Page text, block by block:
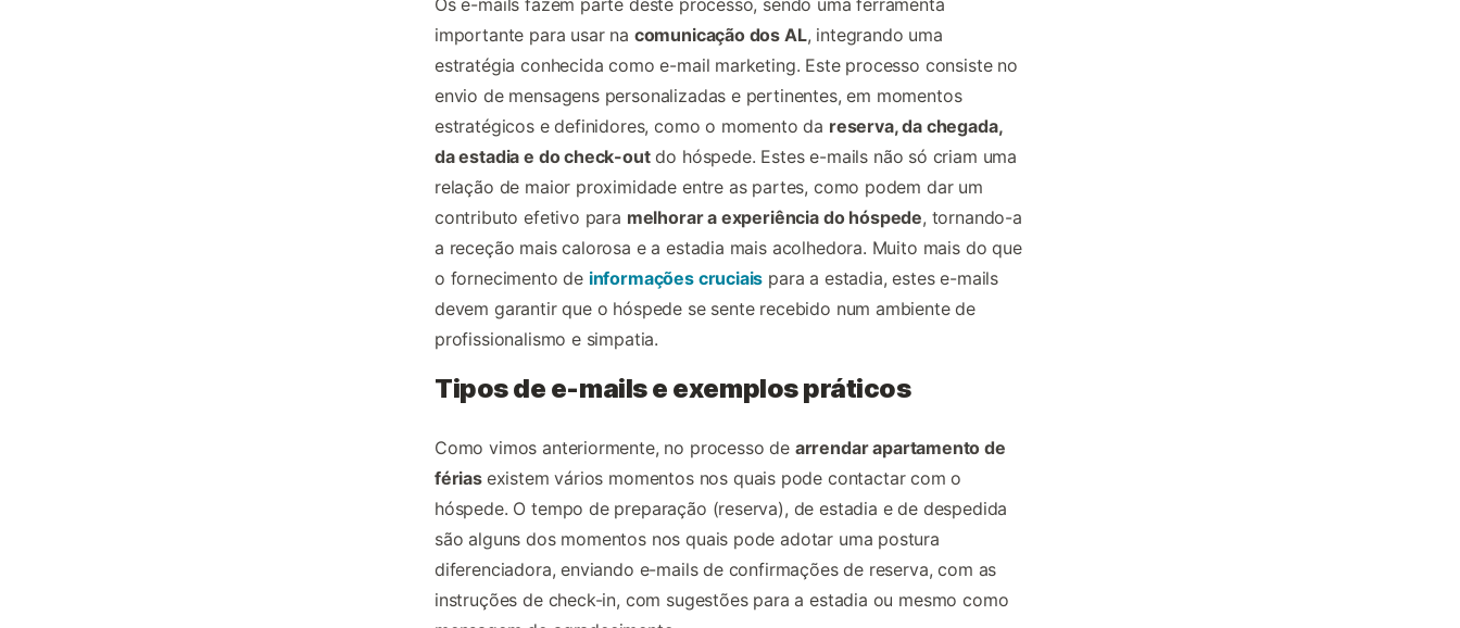
Os e-mails fazem parte deste processo, sendo uma ferramenta
importante para usar na comunicação dos AL, integrando uma
estratégia conhecida como e-mail marketing. Este processo consiste no
envio de mensagens personalizadas e pertinentes, em momentos
estratégicos e definidores, como o momento da reserva, da chegada,
da estadia e do check-outdo hóspede. Estes e-mails não só criam uma
relação de maior proximidade entre as partes, como podem dar um
contributo efetivo para melhorar a experiência do hóspede, tornando-a
a receção mais calorosa e a estadia mais acolhedora. Muito mais do que
o fornecimento de informações cruciais para a estadia, estes e-mails
devem garantir que o hóspede se sente recebido num ambiente de
profissionalismo e simpatia.
Tipos de e-mails e exemplos práticos
Como vimos anteriormente, no processo de arrendar apartamento de
férias existem vários momentos nos quais pode contactar com o
hóspede. O tempo de preparação (reserva), de estadia e de despedida
são alguns dos momentos nos quais pode adotar uma postura
diferenciadora, enviando e-mails de confirmações de reserva, com as
instruções de check-in, com sugestões para a estadia ou mesmo como